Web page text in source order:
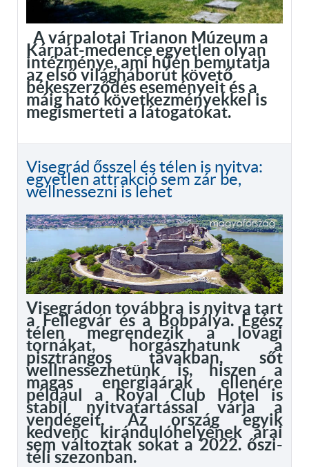
A várpalotai Trianon Múzeum a
Kárpát-medence egyetlen olyan
intézménye, ami hűen bemutatja
az első világháborút követő
békeszerződés eseményeit és a
máig ható következményekkel is
megismerteti a látogatókat.
Visegrád ősszel és télen is nyitva:
egyetlen attrakció sem zár be,
wellnessezni is lehet
Visegrádon továbbra is nyitva tart
a Fellegvár és a Bobpálya. Egész
télen megrendezik a lovagi
tornákat, horgászhatunk a
pisztrángos tavakban, sőt
wellnessezhetünk is, hiszen a
magas energiaárak ellenére
például a Royal Club Hotel is
stabil nyitvatartással várja a
vendégeit. Az ország egyik
kedvenc kirándulóhelyének árai
sem változtak sokat a 2022. őszi-
téli szezonban.